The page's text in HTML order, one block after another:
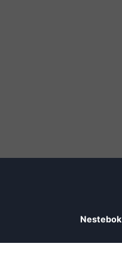
Nestebok